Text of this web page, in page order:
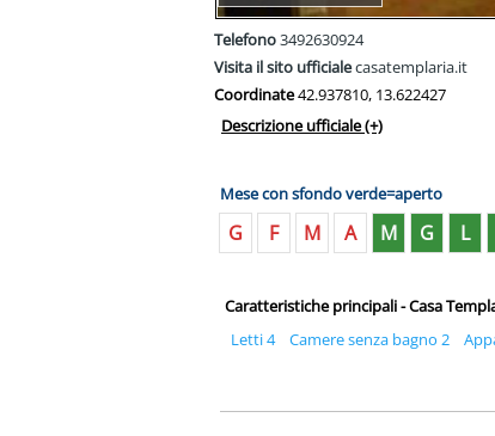
Telefono3492630924
Visita il sito ufficialecasatemplaria.it
Coordinate42.937810, 13.622427
Descrizione ufficiale(+)
Mese con sfondo verde=aperto
G F M A M G L
Caratteristiche principali - Casa
Letti 4
Camere senza bagno 2